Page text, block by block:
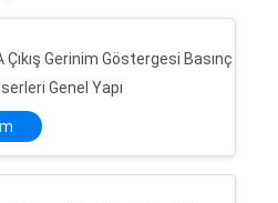
Çıkış Gerinim Göstergesi Basınç
Genel Yapı